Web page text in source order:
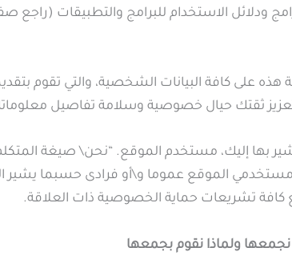
ودلائل الاستخدام للبرامج والتطبيقات (راجع
على كافة البيانات الشخصية، والتي تقوم
ثقتك حيال خصوصية وسلامة تفاصيل
بها إليك، مستخدم الموقع. “نحن\ صيغة
الموقع عموما و\أو فرادى حسبما يشير
كافة تشريعات حماية الخصوصية ذات العلاقة.
نجمعها ولماذا نقوم بجمعها